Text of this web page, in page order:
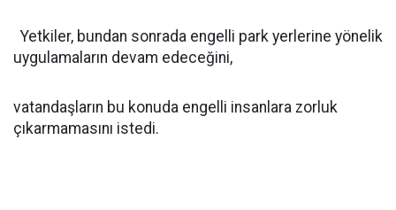
Yetkiler, bundan sonrada engelli park yerlerine yönelik
uygulamaların devam edeceğini,
vatandaşların bu konuda engelli insanlara zorluk
çıkarmamasını istedi.